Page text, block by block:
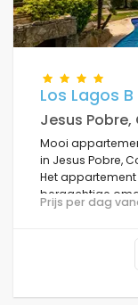
Badkamers
Populaire
Los Lagos B
Jesus
Mooi
in Jesus Pobre,
Het
bergachtige
Prijs per dag